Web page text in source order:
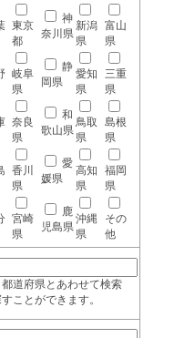
東京
都
神
奈川県
新潟
県
富山
県
岐阜
県
静
岡県
愛知
県
三重
県
奈良
県
和
歌山県
鳥取
県
島根
県
香川
県
愛
媛県
高知
県
福岡
県
宮崎
県
鹿
児島県
沖縄
県
その
他
道府県とあわせて検索
ことができます。